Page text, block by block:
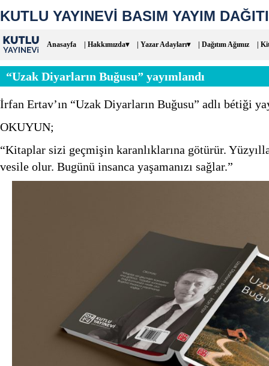
KUTLU YAYINEVİ BASIM YAYIM
Anasayfa | Hakkımızda▾ | Yazar Adayları▾ | Dağıtım Ağımız |
“Uzak Diyarların Buğusu” yayımlandı
İrfan Ertav’ın “Uzak Diyarların Buğusu” adlı bétiği
OKUYUN;
“Kitaplar sizi geçmişin karanlıklarına götürür.
vesile olur. Bugünü insanca yaşamanızı sağlar.”